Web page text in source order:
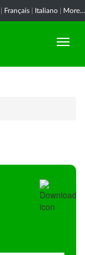
Français Italiano More...